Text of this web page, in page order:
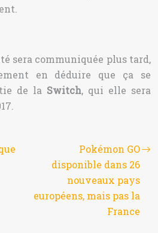
sera communiquée plus tard,
en déduire que ça se
de la Switch, qui elle sera
Pokémon GO
disponible dans 26
nouveaux pays
européens, mais pas la
France